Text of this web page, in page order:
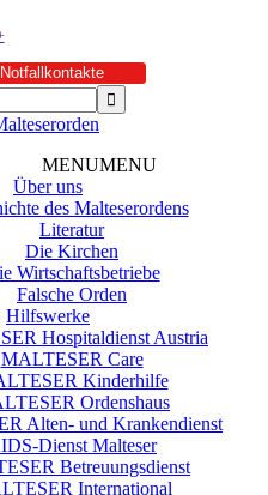
Notfallkontakte
MENUMENU
Über uns
des Malteserordens
Literatur
Die Kirchen
Wirtschaftsbetriebe
Falsche Orden
Hilfswerke
Hospitaldienst Austria
MALTESER Care
Kinderhilfe
Ordenshaus
Alten- und Krankendienst
Dienst Malteser
Betreuungsdienst
International